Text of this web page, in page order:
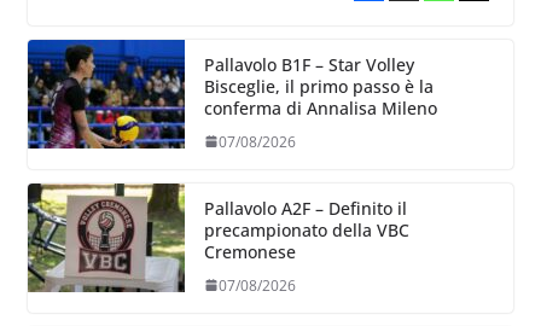
Pallavolo B1F – Star Volley
Bisceglie, il primo passo è la
conferma di Annalisa Mileno
07/08/2026
Pallavolo A2F – Definito il
precampionato della VBC
Cremonese
07/08/2026